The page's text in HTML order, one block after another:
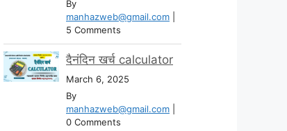
By
manhazweb@gmail.com
5 Comments
दैनंदिन खर्च calculator
March 6, 2025
By
manhazweb@gmail.com
0 Comments